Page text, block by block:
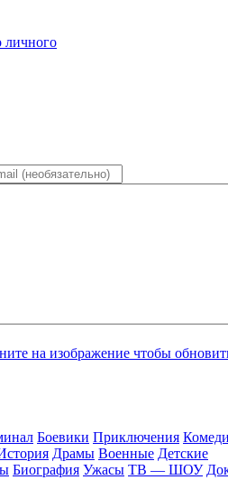
личного
Бое­ви­ки При­клю­че­ния
Дра­мы Во­ен­ные Дет­ские
Био­гра­фия Ужа­сы ТВ — ШОУ